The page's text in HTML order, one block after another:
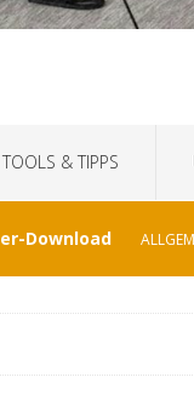
TOOLS & TIPPS
Download
mit KI TECHNIK